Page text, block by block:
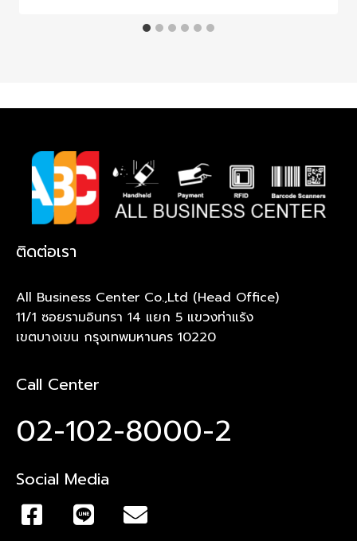
ติดต่อเรา
All Business Center Co.,Ltd (Head Office)
11/1 ซอยรามอินทรา 14 แยก 5 แขวงท่าแร้ง
เขตบางเขน กรุงเทพมหานคร 10220
Call Center
02-102-8000-2
Social Media